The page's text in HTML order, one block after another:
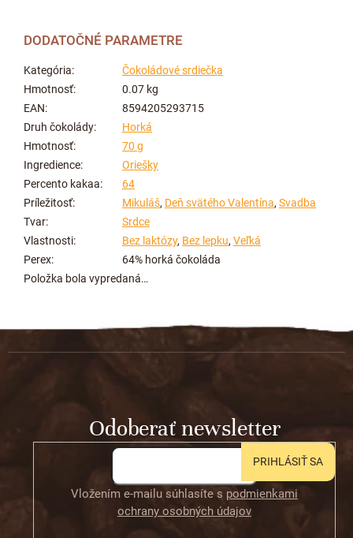
DODATOČNÉ PARAMETRE
Kategória:
Čokoládové srdiečka
Hmotnosť:
0.07 kg
EAN:
8594205293715
Druh čokolády:
Horká
Hmotnosť:
70 g
Ingredience:
Oriešky
Percento kakaa:
64
Príležitosť: Mikuláš, Deň svätého Valentína, Svadba
Tvar:
Srdce
Vlastnosti: Bez laktózy, Bez lepku, Veľká
Perex:
64% horká čokoláda
Položka bola vypredaná…
Z
Odoberať newsletter
Vložením e-mailu súhlasíte s podmienkami
ochrany osobných údajov
PRIHLÁSIŤ SA